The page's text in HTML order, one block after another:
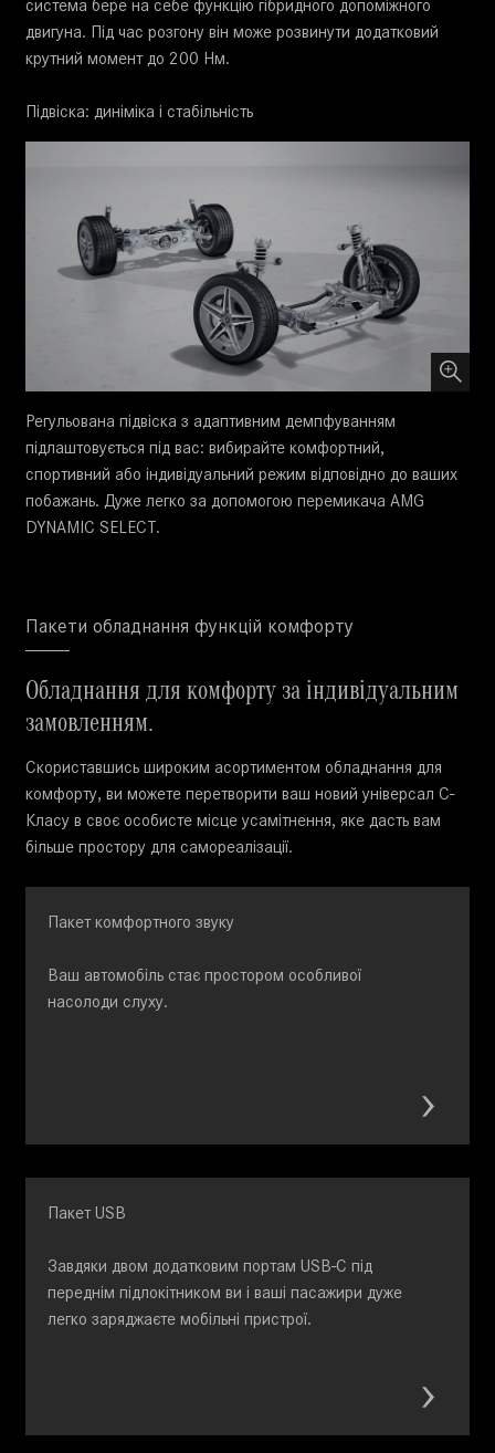
система бере на себе функцію гібридного допоміжного
двигуна. Під час розгону він може розвинути додатковий
крутний момент до 200 Нм.
Підвіска: диніміка і стабільність
Регульована підвіска з адаптивним демпфуванням
підлаштовується під вас: вибирайте комфортний,
спортивний або індивідуальний режим відповідно до ваших
побажань. Дуже легко за допомогою перемикача AMG
DYNAMIC SELECT.
Пакети обладнання функцій комфорту
Обладнання для комфорту за індивідуальним
замовленням.
Скориставшись широким асортиментом обладнання для
комфорту, ви можете перетворити ваш новий універсал С-
Класу в своє особисте місце усамітнення, яке дасть вам
більше простору для самореалізації.
Пакет комфортного звуку
Ваш автомобіль стає простором особливої
насолоди слуху.
Пакет USB
Завдяки двом додатковим портам USB-C під
переднім підлокітником ви і ваші пасажири дуже
легко заряджаєте мобільні пристрої.